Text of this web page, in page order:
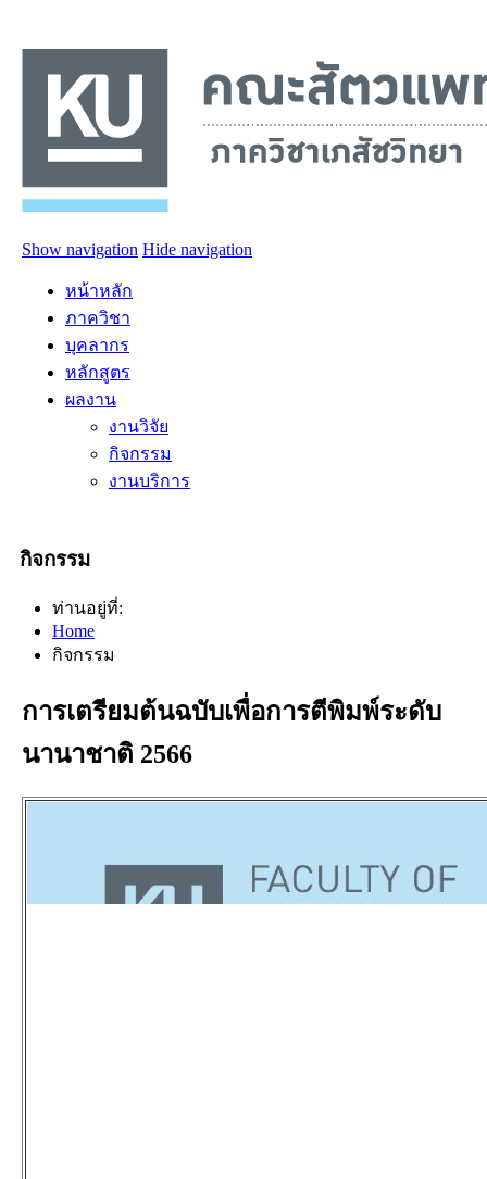
Show navigation Hide navigation
หน้าหลัก
ภาควิชา
บุคลากร
หลักสูตร
ผลงาน
งานวิจัย
กิจกรรม
งานบริการ
กิจกรรม
ท่านอยู่ที่:
Home
กิจกรรม
การเตรียมต้นฉบับเพื่อการตีพิมพ์ระดับ
นานาชาติ 2566